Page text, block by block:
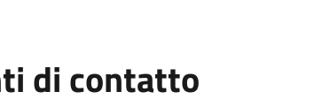
di contatto